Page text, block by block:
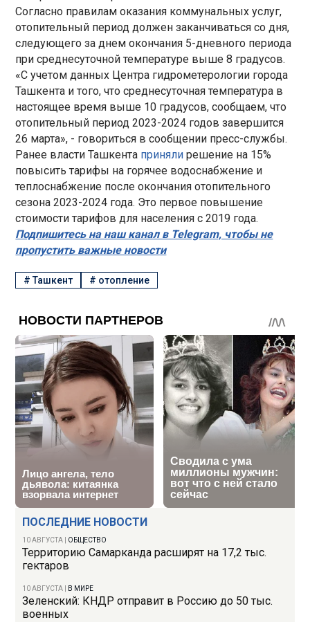
ПОСЛЕДНИЕ НОВОСТИ
10 АВГУСТА ОБЩЕСТВО
Территорию Самарканда расширят на 17,2 тыс.
гектаров
10 АВГУСТА В МИРЕ
Зеленский: КНДР отправит в Россию до 50 тыс.
военных
Согласно правилам оказания коммунальных услуг,
отопительный период должен заканчиваться со дня,
следующего за днем окончания 5-дневного периода
при среднесуточной температуре выше 8 градусов.
«С учетом данных Центра гидрометерологии города
Ташкента и того, что среднесуточная температура в
настоящее время выше 10 градусов, сообщаем, что
отопительный период 2023-2024 годов завершится
26 марта», - говориться в сообщении пресс-службы.
Ранее власти Ташкента принялирешение на 15%
повысить тарифы на горячее водоснабжение и
теплоснабжение после окончания отопительного
сезона 2023-2024 года. Это первое повышение
стоимости тарифов для населения с 2019 года.
Подпишитесь на наш канал в Telegram, чтобы не
пропустить важные новости
#Ташкент # отопление